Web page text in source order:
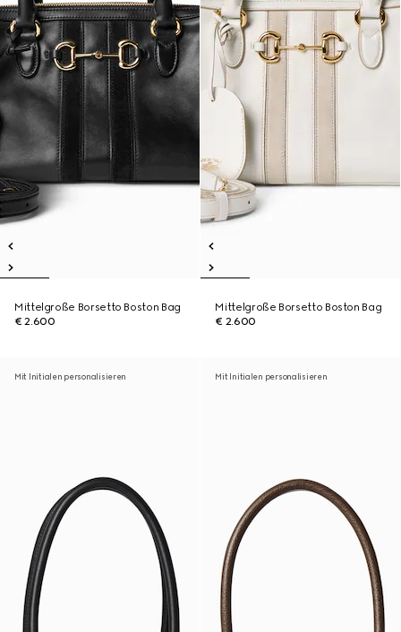
Mittelgroße Borsetto Boston Bag
€ 2.600
Mittelgroße Borsetto Boston Bag
€ 2.600
Mit Initialen personalisieren Mit Initialen personalisieren